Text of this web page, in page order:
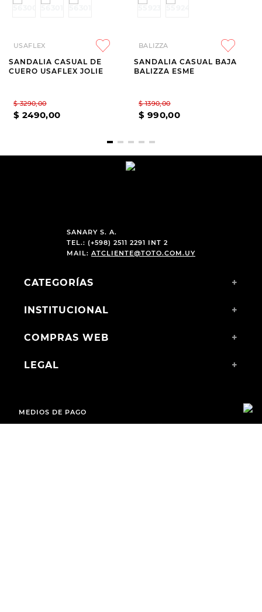
USAFLEX
SANDALIA CASUAL DE
CUERO USAFLEX JOLIE
$ 3290,00
$ 2490,00
BALIZZA
SANDALIA CASUAL BAJA
BALIZZA ESME
$ 1390,00
$ 990,00
SANARY S. A.
TEL.: (+598) 2511 2291 INT 2
MAIL: ATCLIENTE@TOTO.COM.UY
CATEGORÍAS +
INSTITUCIONAL +
COMPRAS WEB +
LEGAL +
MEDIOS DE PAGO